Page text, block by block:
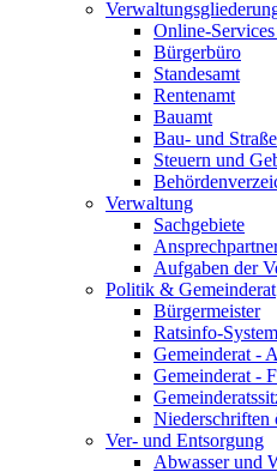
Online-
Bürgerbüro
Standesamt
Rentenamt
Bauamt
Bau- und
Steuern und
Verwaltung
Sachgebiete
Aufgaben der
Politik & Gemeinderat
Bürgermeister
Ratsinfo-System
Gemeinderat -
Gemeinderat -
Niederschriften
Ver- und Entsorgung
Abwasser und